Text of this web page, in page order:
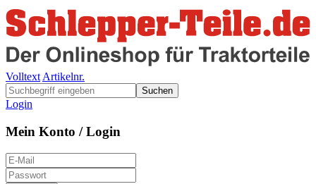
Volltext Artikelnr.
Suchen
Login
Mein Konto / Login